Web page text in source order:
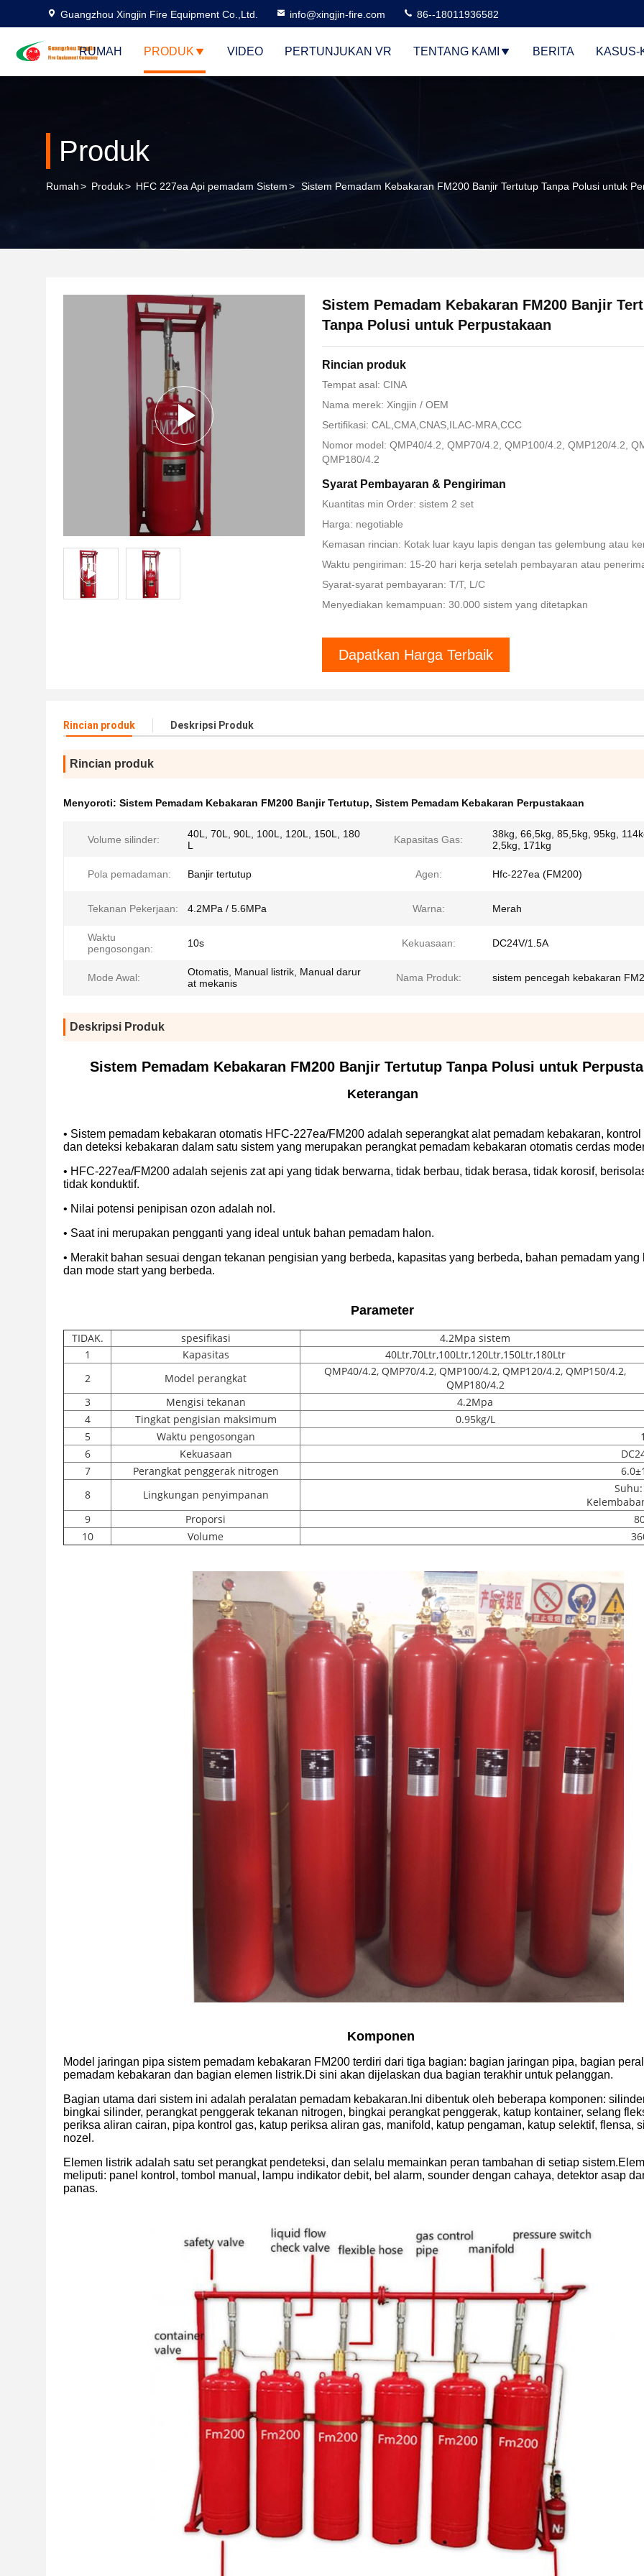
Guangzhou Xingjin Fire Equipment Co.,Ltd. info@xingjin-fire.com 86--18011936582
RUMAH PRODUK VIDEO PERTUNJUKAN VR TENTANG KAMI BERITA KASUS-
Produk
Rumah> Produk> HFC 227ea Api pemadam Sistem> Sistem Pemadam Kebakaran FM200 Banjir Tertutup Tanpa Polusi untuk
Sistem Pemadam Kebakaran FM200 Banjir
Tanpa Polusi untuk Perpustakaan
Rincian produk
Tempat asal: CINA
Nama merek: Xingjin / OEM
Sertifikasi: CAL,CMA,CNAS,ILAC-MRA,CCC
Nomor model: QMP40/4.2, QMP70/4.2, QMP100/4.2, QMP120/4.2,
QMP180/4.2
Syarat Pembayaran & Pengiriman
Kuantitas min Order: sistem 2 set
Harga: negotiable
Kemasan rincian: Kotak luar kayu lapis dengan tas gelembung atau
Waktu pengiriman: 15-20 hari kerja setelah pembayaran atau
Syarat-syarat pembayaran: T/T, L/C
Menyediakan kemampuan: 30.000 sistem yang ditetapkan
Dapatkan Harga Terbaik
Rincian produk Deskripsi Produk
Rincian produk
Menyoroti: Sistem Pemadam Kebakaran FM200 Banjir Tertutup, Sistem Pemadam Kebakaran Perpustakaan
Volume silinder:
40L, 70L, 90L, 100L, 120L, 150L, ​​180
L
Kapasitas Gas:
38kg, 66,5kg, 85,5kg, 95kg,
2,5kg, 171kg
Pola pemadaman: Banjir tertutup Agen: Hfc-227ea (FM200)
Tekanan Pekerjaan: 4.2MPa / 5.6MPa Warna: Merah
Waktu
pengosongan:
10s Kekuasaan: DC24V/1.5A
Mode Awal:
Otomatis, Manual listrik, Manual darur
at mekanis
Nama Produk: sistem pencegah kebakaran
Deskripsi Produk
Sistem Pemadam Kebakaran FM200 Banjir Tertutup Tanpa Polusi untuk
Keterangan
• Sistem pemadam kebakaran otomatis HFC-227ea/FM200 adalah seperangkat alat pemadam kebakaran, kontrol
dan deteksi kebakaran dalam satu sistem yang merupakan perangkat pemadam kebakaran otomatis cerdas
• HFC-227ea/FM200 adalah sejenis zat api yang tidak berwarna, tidak berbau, tidak berasa, tidak korosif,
tidak konduktif.
• Nilai potensi penipisan ozon adalah nol.
• Saat ini merupakan pengganti yang ideal untuk bahan pemadam halon.
• Merakit bahan sesuai dengan tekanan pengisian yang berbeda, kapasitas yang berbeda, bahan pemadam yang
dan mode start yang berbeda.
Parameter
TIDAK. spesifikasi 4.2Mpa sistem
1
Kapasitas 40Ltr,70Ltr,100Ltr,120Ltr,150Ltr,180Ltr
2
Model perangkat
QMP40/4.2, QMP70/4.2, QMP100/4.2, QMP120/4.2, QMP150/4.2,
QMP180/4.2
3
Mengisi tekanan 4.2Mpa
4
Tingkat pengisian maksimum 0.95kg/L
5
Waktu pengosongan
6
Kekuasaan
7
Perangkat penggerak nitrogen
8
Lingkungan penyimpanan
9
Proporsi
10
Volume
Komponen
Model jaringan pipa sistem pemadam kebakaran FM200 terdiri dari tiga bagian: bagian jaringan pipa, bagian
pemadam kebakaran dan bagian elemen listrik.Di sini akan dijelaskan dua bagian terakhir untuk pelanggan.
Bagian utama dari sistem ini adalah peralatan pemadam kebakaran.Ini dibentuk oleh beberapa komponen:
bingkai silinder, perangkat penggerak tekanan nitrogen, bingkai perangkat penggerak, katup kontainer, selang
periksa aliran cairan, pipa kontrol gas, katup periksa aliran gas, manifold, katup pengaman, katup selektif, flensa,
nozel.
Elemen listrik adalah satu set perangkat pendeteksi, dan selalu memainkan peran tambahan di setiap
meliputi: panel kontrol, tombol manual, lampu indikator debit, bel alarm, sounder dengan cahaya, detektor asap
panas.